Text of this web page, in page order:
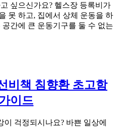
싶으신가요? 헬스장 등록비가
못 하고, 집에서 상체 운동을 하
간에 큰 운동기구를 둘 수 없는
비책 침향환 초고함
이드
걱정되시나요? 바쁜 일상에